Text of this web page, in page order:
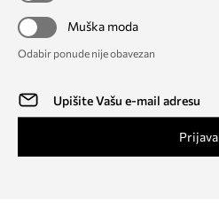
Muška moda
Odabir ponude nije obavezan
Prijava